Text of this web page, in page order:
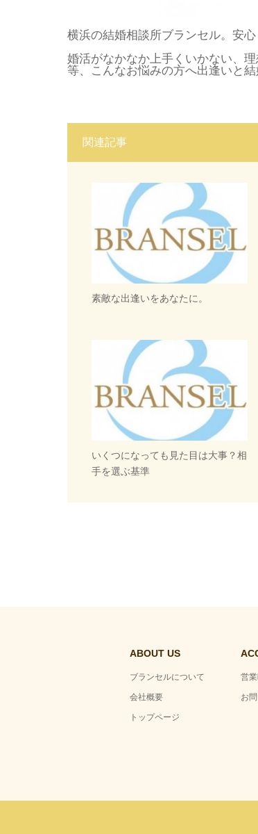
横浜の結婚相談所ブランセル。安
婚活がなかなか上手くいかない、
等、こんなお悩みの方へ出逢いと
関連記事
素敵な出逢いをあなたに。
いくつになっても見た目は大事？相
手を選ぶ基準
ABOUT US
ブランセルについて
会社概要
トップページ
営
お